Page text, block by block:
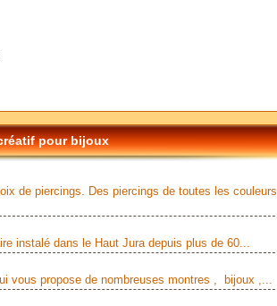
pour bijoux
de piercings. Des piercings de toutes les couleurs
instalé dans le Haut Jura depuis plus de 60...
vous propose de nombreuses montres , bijoux ,...